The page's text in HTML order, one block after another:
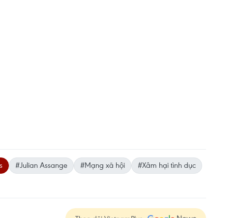
#Julian Assange #Mạng xã hội
#Xâm hại tình dục